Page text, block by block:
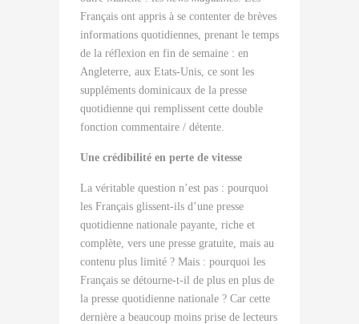
Français ont appris à se contenter de brèves
informations quotidiennes, prenant le temps
de la réflexion en fin de semaine : en
Angleterre, aux Etats-Unis, ce sont les
suppléments dominicaux de la presse
quotidienne qui remplissent cette double
fonction commentaire / détente.
Une crédibilité en perte de vitesse
La véritable question n’est pas : pourquoi
les Français glissent-ils d’une presse
quotidienne nationale payante, riche et
complète, vers une presse gratuite, mais au
contenu plus limité ? Mais : pourquoi les
Français se détourne-t-il de plus en plus de
la presse quotidienne nationale ? Car cette
dernière a beaucoup moins prise de lecteurs